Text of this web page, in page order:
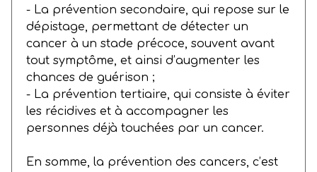
- La prévention secondaire, qui repose sur le
dépistage, permettant de détecter un
cancer à un stade précoce, souvent avant
tout symptôme, et ainsi d’augmenter les
chances de guérison ;
- La prévention tertiaire, qui consiste à éviter
les récidives et à accompagner les
personnes déjà touchées par un cancer.
En somme, la prévention des cancers, c’est